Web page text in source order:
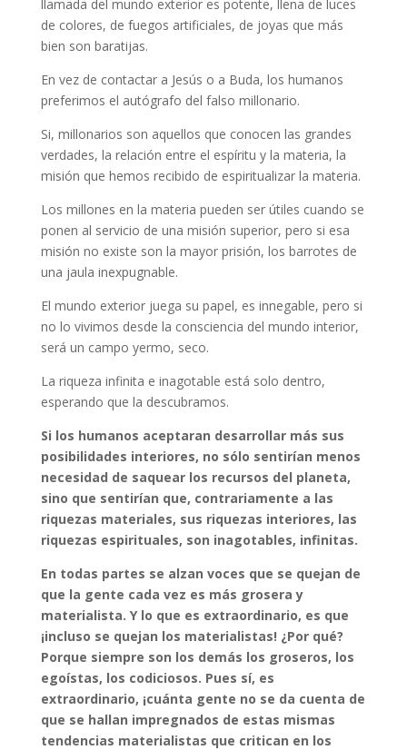
llamada del mundo exterior es potente, llena de luces
de colores, de fuegos artificiales, de joyas que más
bien son baratijas.
En vez de contactar a Jesús o a Buda, los humanos
preferimos el autógrafo del falso millonario.
Si, millonarios son aquellos que conocen las grandes
verdades, la relación entre el espíritu y la materia, la
misión que hemos recibido de espiritualizar la materia.
Los millones en la materia pueden ser útiles cuando se
ponen al servicio de una misión superior, pero si esa
misión no existe son la mayor prisión, los barrotes de
una jaula inexpugnable.
El mundo exterior juega su papel, es innegable, pero si
no lo vivimos desde la consciencia del mundo interior,
será un campo yermo, seco.
La riqueza infinita e inagotable está solo dentro,
esperando que la descubramos.
Si los humanos aceptaran desarrollar más sus
posibilidades interiores, no sólo sentirían menos
necesidad de saquear los recursos del planeta,
sino que sentirían que, contrariamente a las
riquezas materiales, sus riquezas interiores, las
riquezas espirituales, son inagotables, infinitas.
En todas partes se alzan voces que se quejan de
que la gente cada vez es más grosera y
materialista. Y lo que es extraordinario, es que
¡incluso se quejan los materialistas! ¿Por qué?
Porque siempre son los demás los groseros, los
egoístas, los codiciosos. Pues sí, es
extraordinario, ¡cuánta gente no se da cuenta de
que se hallan impregnados de estas mismas
tendencias materialistas que critican en los